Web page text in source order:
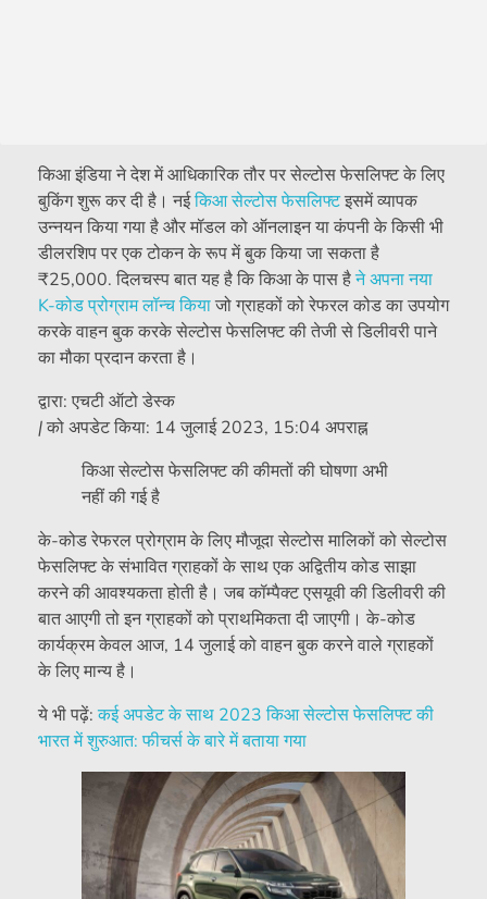
किआ इंडिया ने देश में आधिकारिक तौर पर सेल्टोस फेसलिफ्ट के लिए
बुकिंग शुरू कर दी है। नईकिआ सेल्टोस फेसलिफ्टइसमें व्यापक
उन्नयन किया गया है और मॉडल को ऑनलाइन या कंपनी के किसी भी
डीलरशिप पर एक टोकन के रूप में बुक किया जा सकता है
₹25,000. दिलचस्प बात यह है कि किआ के पास हैने अपना नया
K-कोड प्रोग्राम लॉन्च कियाजो ग्राहकों को रेफरल कोड का उपयोग
करके वाहन बुक करके सेल्टोस फेसलिफ्ट की तेजी से डिलीवरी पाने
का मौका प्रदान करता है।
द्वारा: एचटी ऑटो डेस्क
|को अपडेट किया: 14 जुलाई 2023, 15:04 अपराह्न
किआ सेल्टोस फेसलिफ्ट की कीमतों की घोषणा अभी
नहीं की गई है
के-कोड रेफरल प्रोग्राम के लिए मौजूदा सेल्टोस मालिकों को सेल्टोस
फेसलिफ्ट के संभावित ग्राहकों के साथ एक अद्वितीय कोड साझा
करने की आवश्यकता होती है। जब कॉम्पैक्ट एसयूवी की डिलीवरी की
बात आएगी तो इन ग्राहकों को प्राथमिकता दी जाएगी। के-कोड
कार्यक्रम केवल आज, 14 जुलाई को वाहन बुक करने वाले ग्राहकों
के लिए मान्य है।
ये भी पढ़ें:कई अपडेट के साथ 2023 किआ सेल्टोस फेसलिफ्ट की
भारत में शुरुआत: फीचर्स के बारे में बताया गया